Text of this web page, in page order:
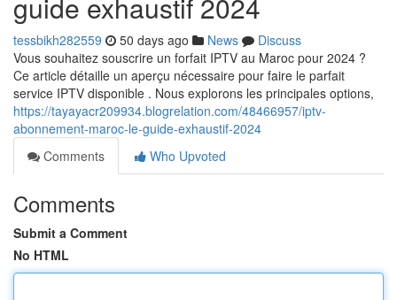
tessbikh282559 50 days ago News
Discuss
Vous souhaitez souscrire un forfait IPTV au Maroc pour 2024 ?
Ce article détaille un aperçu nécessaire pour faire le parfait
service IPTV disponible . Nous explorons les principales options,
https://tayayacr209934.blogrelation.com/48466957/iptv-
abonnement-maroc-le-guide-exhaustif-2024
Comments
Who Upvoted
Comments
Submit a Comment
No HTML